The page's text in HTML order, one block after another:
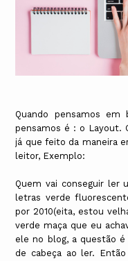
Quando pensamos em
pensamos é : o
já que feito da maneira
leitor, Exemplo:
Quem vai conseguir
letras verde
por 2010(eita, estou
verde maça que eu
ele no blog, a questão
de cabeça ao ler.